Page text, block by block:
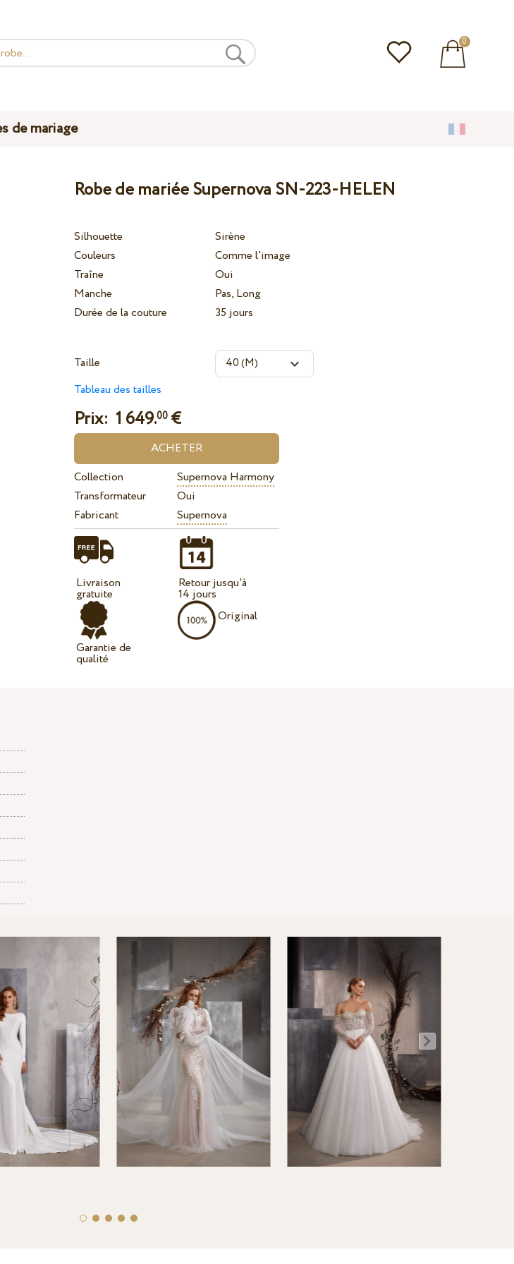
0
de mariage
Robe de mariée Supernova SN-223-HELEN
Silhouette
Sirène
Couleurs
Comme l'image
Traîne
Oui
Manche
Pas, Long
Durée de la couture
35 jours
Taille
Tableau des tailles
Prix:1 649.00 €
Collection
Supernova Harmony
Transformateur
Oui
Fabricant
Supernova
Livraison
gratuite
Garantie de
qualité
Retour jusqu'à
14 jours
Original